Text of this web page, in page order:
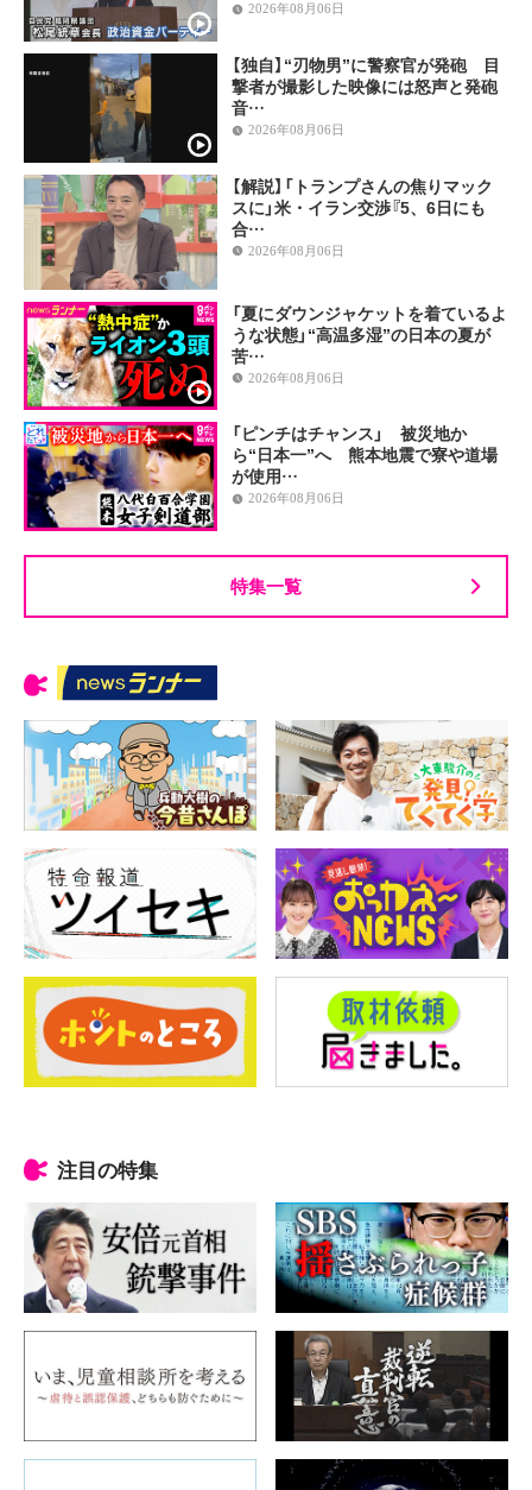
2026年08月06日
【独自】“刃物男”に警察官が発砲 目
撃者が撮影した映像には怒声と発砲
音…
2026年08月06日
【解説】「トランプさんの焦りマック
スに」米・イラン交渉『5、6日にも
合…
2026年08月06日
「夏にダウンジャケットを着ているよ
うな状態」“高温多湿”の日本の夏が
苦…
2026年08月06日
「ピンチはチャンス」 被災地か
ら“日本一”へ 熊本地震で寮や道場
が使用…
2026年08月06日
特集一覧
注目の特集